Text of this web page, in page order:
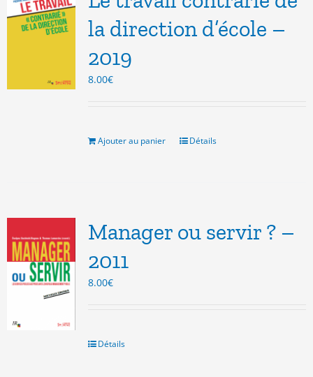
la direction d’école –
2019
8.00€
Ajouter au panier Détails
Manager ou servir ? –
2011
8.00€
Détails